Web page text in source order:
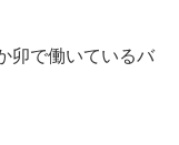
卯で働いているバ